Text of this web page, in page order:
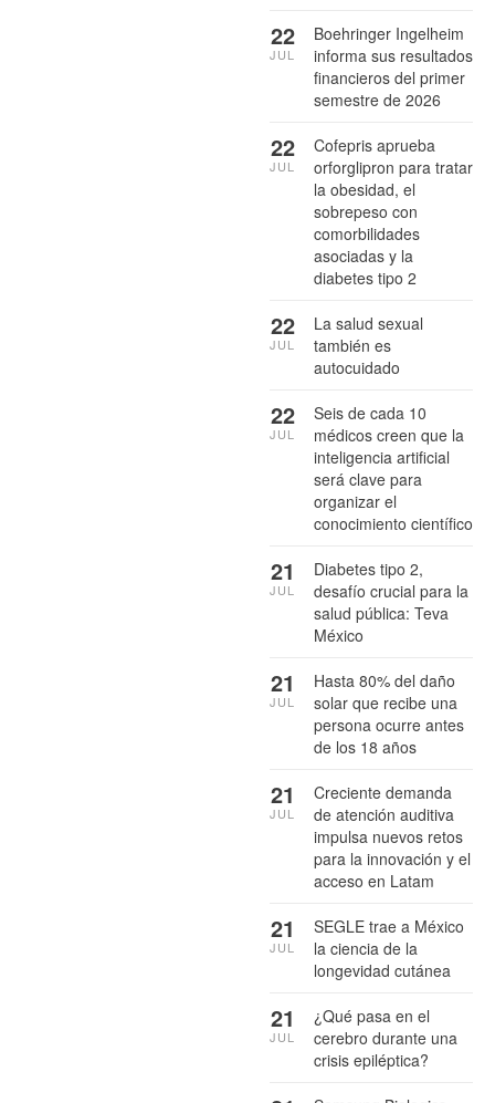
Boehringer Ingelheim
informa sus resultados
financieros del primer
semestre de 2026
22
JUL
Cofepris aprueba
orforglipron para tratar
la obesidad, el
sobrepeso con
comorbilidades
asociadas y la
diabetes tipo 2
22
JUL
La salud sexual
también es
autocuidado
22
JUL
Seis de cada 10
médicos creen que la
inteligencia artificial
será clave para
organizar el
conocimiento científico
22
JUL
Diabetes tipo 2,
desafío crucial para la
salud pública: Teva
México
21
JUL
Hasta 80% del daño
solar que recibe una
persona ocurre antes
de los 18 años
21
JUL
Creciente demanda
de atención auditiva
impulsa nuevos retos
para la innovación y el
acceso en Latam
21
JUL
SEGLE trae a México
la ciencia de la
longevidad cutánea
21
JUL
¿Qué pasa en el
cerebro durante una
crisis epiléptica?
21
JUL